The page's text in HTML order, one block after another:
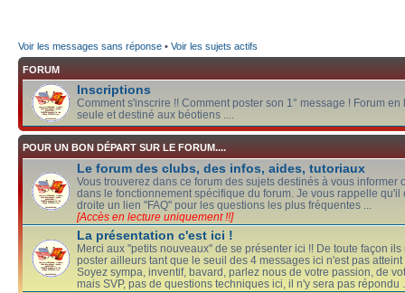
Voir les messages sans réponse • Voir les sujets actifs
FORUM
Inscriptions
Comment s'inscrire !! Comment poster son 1° message ! Forum en
seule et destiné aux béotiens ....
POUR UN BON DÉPART SUR LE FORUM....
Le forum des clubs, des infos, aides, tutoriaux
Vous trouverez dans ce forum des sujets destinés à vous informer
dans le fonctionnement spécifique du forum. Je vous rappelle qu'il
droite un lien "FAQ" pour les questions les plus fréquentes ...
[Accès en lecture uniquement !!]
La présentation c'est ici !
Merci aux "petits nouveaux" de se présenter ici !! De toute façon ils
poster ailleurs tant que le seuil des 4 messages ici n'est pas atteint
Soyez sympa, inventif, bavard, parlez nous de votre passion, de
mais SVP, pas de questions techniques ici, il n'y sera pas répondu